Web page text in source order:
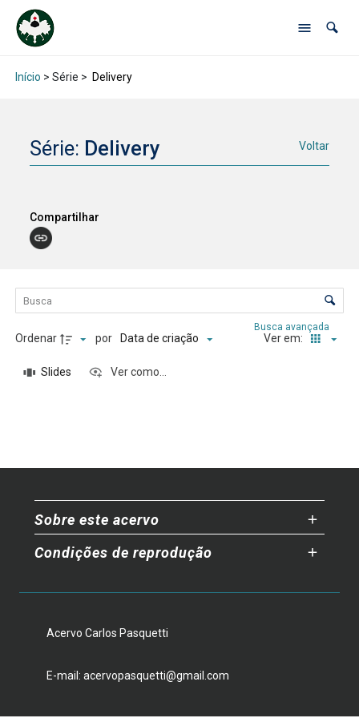
Início > Série > Delivery
Série: Delivery Voltar
Compartilhar
Lista de itens
Controle de ordenação e visualização
Busca avançada
Ordenar por Data de criação Ver em:
Slides Ver como...
Sobre este acervo
Condições de reprodução
Acervo Carlos Pasquetti
E-mail: acervopasquetti@gmail.com